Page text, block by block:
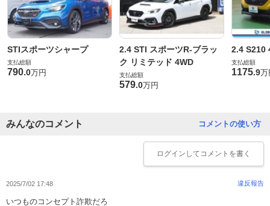
STIスポーツシャープ
支払総額
790.0万円
2.4 STI スポーツR-ブラッ
ク リミテッド 4WD
支払総額
579.0万円
2.4 S210
支払総額
1175.9万
コメントの使い方
みんなのコメント
ログイン してコメントを書く
2025/7/02 17:48 違反報告
いつものコンセプト詐欺だろ